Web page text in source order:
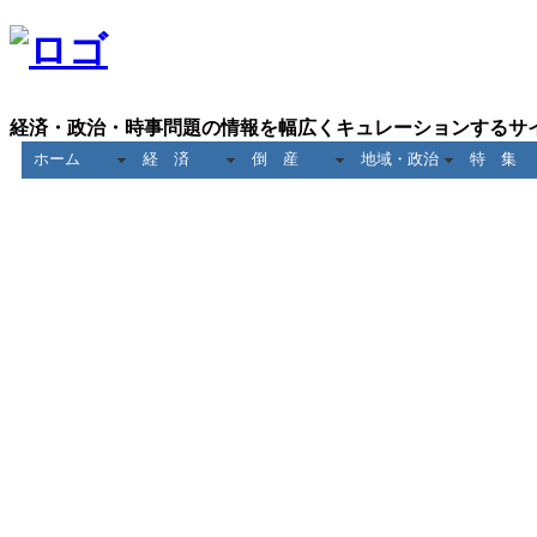
経済・政治・時事問題の情報を幅広くキュレーションするサ
ホーム 経 済 倒 産 地域・政治 特 集